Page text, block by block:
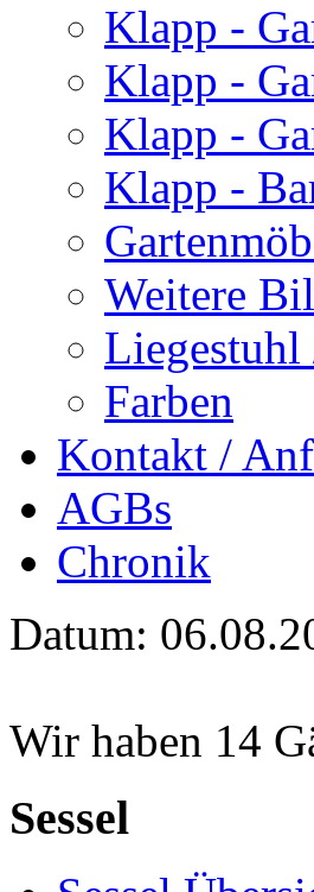
Klapp -
Klapp -
Klapp -
Klapp -
Weitere
Farben
Kontakt /
AGBs
Chronik
Datum:
Wir haben 14
Sessel